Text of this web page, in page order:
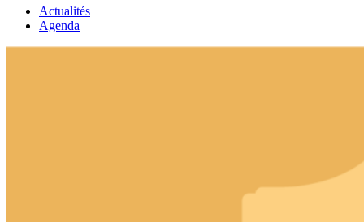
Actualités
Agenda